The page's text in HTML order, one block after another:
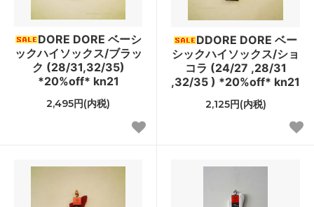
DORE DORE ベーシ
ックハイソックス/ブラッ
ク (28/31,32/35)
*20%off* kn21
2,495円(内税)
DDORE DORE ベー
シックハイソックス/ショ
コラ (24/27 ,28/31
,32/35 ) *20%off* kn21
2,125円(内税)